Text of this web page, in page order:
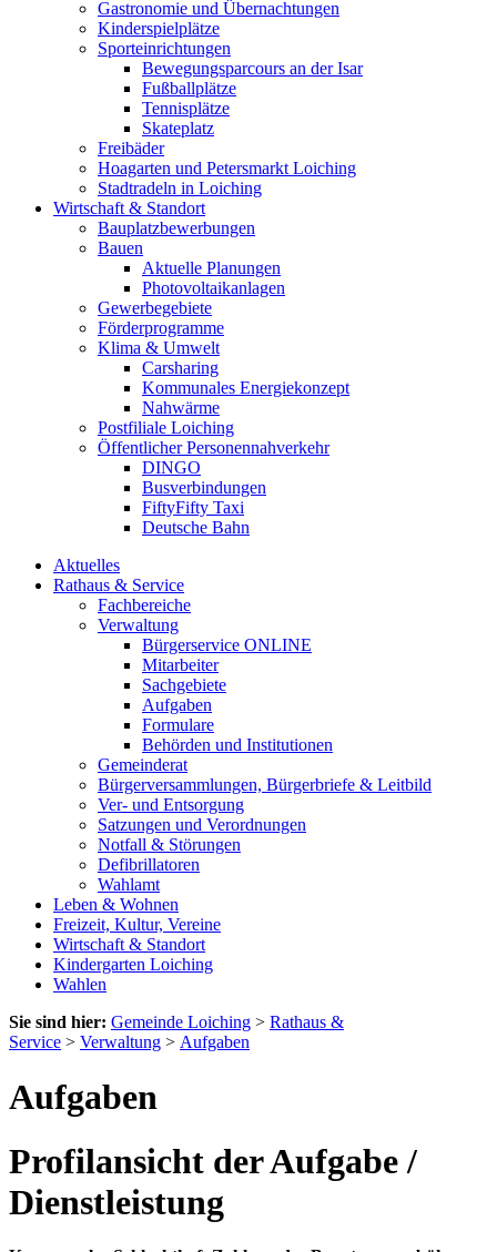
Gastronomie und Übernachtungen
Kinderspielplätze
Sporteinrichtungen
Bewegungsparcours an der Isar
Fußballplätze
Tennisplätze
Skateplatz
Freibäder
Hoagarten und Petersmarkt Loiching
Stadtradeln in Loiching
Wirtschaft & Standort
Bauplatzbewerbungen
Bauen
Aktuelle Planungen
Photovoltaikanlagen
Gewerbegebiete
Förderprogramme
Klima & Umwelt
Carsharing
Kommunales Energiekonzept
Nahwärme
Postfiliale Loiching
Öffentlicher Personennahverkehr
DINGO
Busverbindungen
FiftyFifty Taxi
Deutsche Bahn
Aktuelles
Rathaus & Service
Fachbereiche
Verwaltung
Bürgerservice ONLINE
Mitarbeiter
Sachgebiete
Aufgaben
Formulare
Behörden und Institutionen
Gemeinderat
Bürgerversammlungen, Bürgerbriefe & Leitbild
Ver- und Entsorgung
Satzungen und Verordnungen
Notfall & Störungen
Defibrillatoren
Wahlamt
Leben & Wohnen
Freizeit, Kultur, Vereine
Wirtschaft & Standort
Kindergarten Loiching
Wahlen
Sie sind hier: Gemeinde Loiching > Rathaus &
Service > Verwaltung > Aufgaben
Aufgaben
Profilansicht der Aufgabe /
Dienstleistung